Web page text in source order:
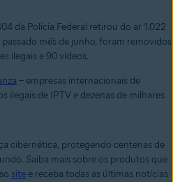
da Polícia Federal retirou do ar 1.022
mẽs de junho, foram removidos
ilegais e 90 vídeos.
– empresas internacionais de
ilegais de IPTV e dezenas de milhares
cibernética, protegendo centenas de
Saiba mais sobre os produtos que
site e receba todas as últimas notícias